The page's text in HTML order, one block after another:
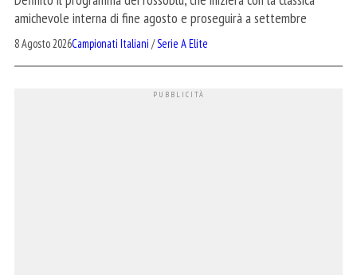
amichevole interna di fine agosto e proseguirà a settembre
8 Agosto 2026Campionati Italiani /Serie A Elite